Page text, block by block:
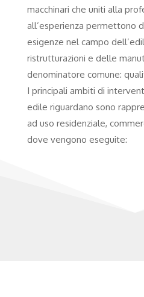
macchinari che uniti alla
all’esperienza permettono
esigenze nel campo
ristrutturazioni e delle
denominatore comune:
I principali ambiti di
edile riguardano sono
ad uso residenziale,
dove vengono eseguite: